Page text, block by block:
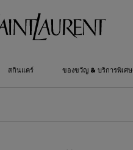
สกินแคร์ ของขวัญ & บริการพิเศษ